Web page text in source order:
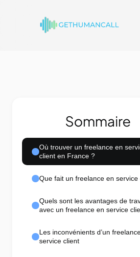
Sommaire
Où trouver un freelance en
client en France ?
Que fait un freelance en service
Quels sont les avantages de
avec un freelance en service
Les inconvénients d’un
service client